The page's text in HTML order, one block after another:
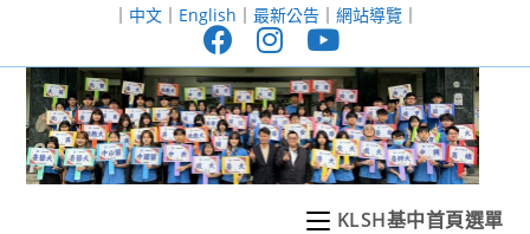
至
｜ 中文｜ English ｜ 最新公告｜ 網站導覽｜
KLSH基中首頁選單